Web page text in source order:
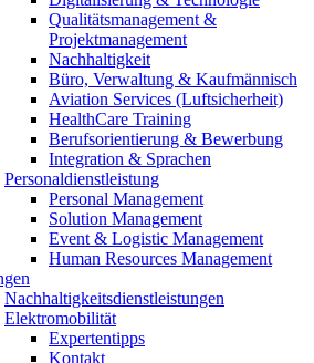
Qualitätsmanagement &
Projektmanagement
Nachhaltigkeit
Büro, Verwaltung & Kaufmännisch
Aviation Services (Luftsicherheit)
HealthCare Training
Berufsorientierung & Bewerbung
Integration & Sprachen
Personaldienstleistung
Personal Management
Solution Management
Event & Logistic Management
Human Resources Management
Nachhaltigkeitsdienstleistungen
Elektromobilität
Expertentipps
Kontakt